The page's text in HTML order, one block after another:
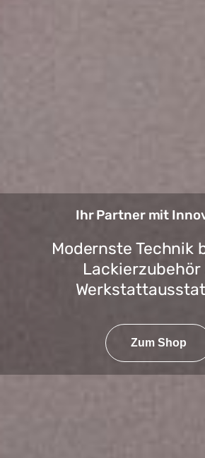
Ihr Partner mit
Modernste Technik
Lackierzubehör
Zum Shop